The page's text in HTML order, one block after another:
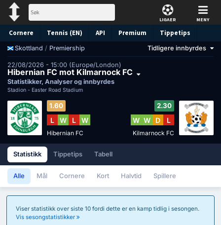
LIGAER MENY
Cornere Tennis (EN) API Premium Tippetips
Skottland / Premiership Tidligere innbyrdes
22/08/2026 - 15:00 (Europe/London)
Hibernian FC mot Kilmarnock FC
Statistikker, Analyser og innbyrdes
Stadion - Easter Road Stadium
1.60
L W L W
Hibernian FC
2.30
W W D L
Kilmarnock FC
Statistikk Tippetips Tabell
Alle Mål Cornere Kort Halvtid Spillere
Viser statistikk over siste 10 fordi dette er en kamp tidlig i sesongen.
Vis sesongstatistikker